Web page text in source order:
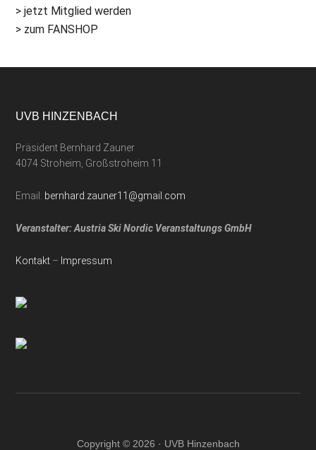
> jetzt Mitglied werden
> zum FANSHOP
UVB HINZENBACH
Präsident Bernhard Zauner
4074 Stroheim, Großstroheim 11
Email: bernhard.zauner11@gmail.com
Veranstalter: Austria Ski Nordic Veranstaltungs GmbH
Kontakt – Impressum
Copyright © 2026 · UVB Hinzenbach